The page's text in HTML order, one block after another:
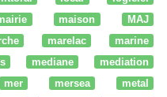
maison
MAJ
marelac
marine
mediane
mediation
mer mersea
metal